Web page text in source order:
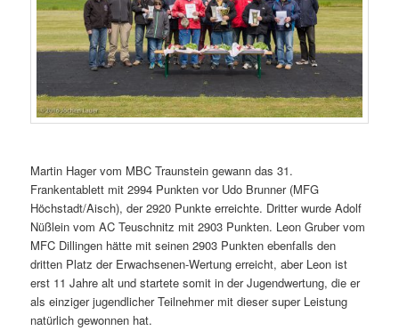
Martin Hager vom MBC Traunstein gewann das 31.
Frankentablett mit 2994 Punkten vor Udo Brunner (MFG
Höchstadt/Aisch), der 2920 Punkte erreichte. Dritter wurde Adolf
Nüßlein vom AC Teuschnitz mit 2903 Punkten. Leon Gruber vom
MFC Dillingen hätte mit seinen 2903 Punkten ebenfalls den
dritten Platz der Erwachsenen-Wertung erreicht, aber Leon ist
erst 11 Jahre alt und startete somit in der Jugendwertung, die er
als einziger jugendlicher Teilnehmer mit dieser super Leistung
natürlich gewonnen hat.